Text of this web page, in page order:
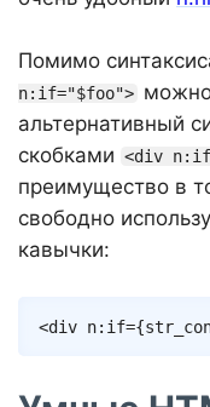
Помимо
n:if="$foo"> можно
альтернативный
скобками <div
преимущество в
свободно
кавычки:
<div n:if={